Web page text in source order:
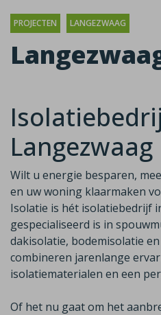
PROJECTEN LANGEZWAAG
Langezwaag
Wilt u energie besparen,
en uw woning klaarmaken
Isolatie is hét isolatiebedrijf
gespecialiseerd is in
dakisolatie, bodemisolatie
combineren jarenlange
isolatiematerialen en een
Of het nu gaat om het